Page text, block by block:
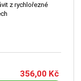
z rychlořezné
356,00 Kč